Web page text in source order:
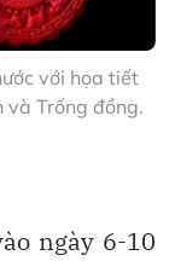
với họa tiết
và Trống đồng.
ngày 6-10